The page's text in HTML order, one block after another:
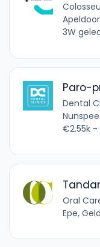
3W
Paro-
Dental
€2.55k
Oral
Epe,